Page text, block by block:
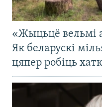
«Жыцьцё вельмі
Як беларускі
цяпер робіць